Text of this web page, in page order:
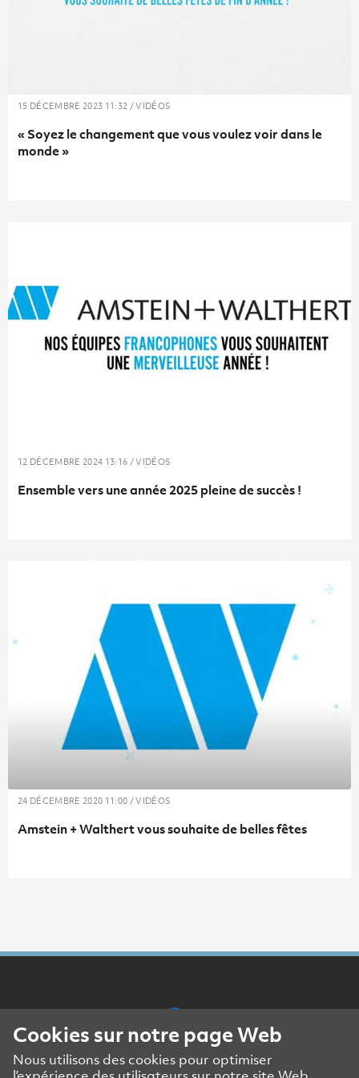
15 DÉCEMBRE 2023 11:32 / VIDÉOS
« Soyez le changement que vous voulez voir dans le
monde »
12 DÉCEMBRE 2024 13:16 / VIDÉOS
Ensemble vers une année 2025 pleine de succès !
24 DÉCEMBRE 2020 11:00 / VIDÉOS
Amstein + Walthert vous souhaite de belles fêtes
Mentions légales
Cookies sur notre page Web
Nous utilisons des cookies pour optimiser